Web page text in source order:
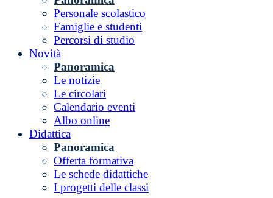
Personale scolastico
Famiglie e studenti
Percorsi di studio
Novità
Panoramica
Le notizie
Le circolari
Calendario eventi
Albo online
Didattica
Panoramica
Offerta formativa
Le schede didattiche
I progetti delle classi